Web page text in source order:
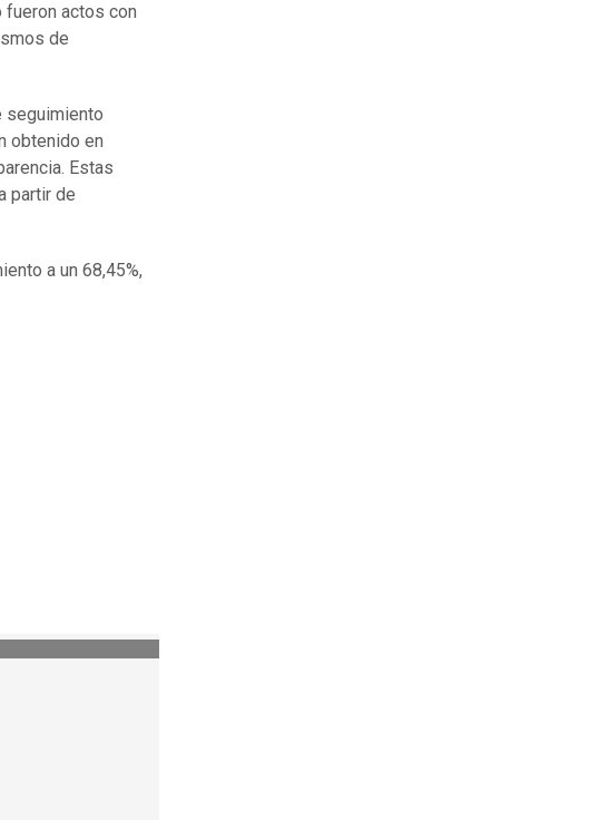
fueron actos con
de
seguimiento
obtenido en
Estas
partir de
a un 68,45%,